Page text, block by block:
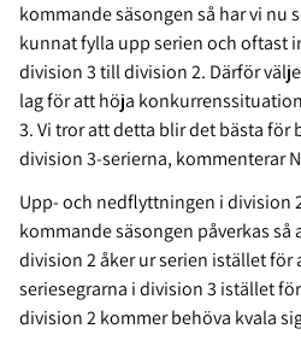
kommande säsongen så har vi nu
kunnat fylla upp serien och oftast
division 3 till division 2. Därför
lag för att höja
3. Vi tror att detta blir det bästa för
division 3-serierna, kommenterar
Upp- och nedflyttningen i division
kommande säsongen påverkas
division 2 åker ur serien istället för
seriesegrarna i division 3 istället
division 2 kommer behöva kvala